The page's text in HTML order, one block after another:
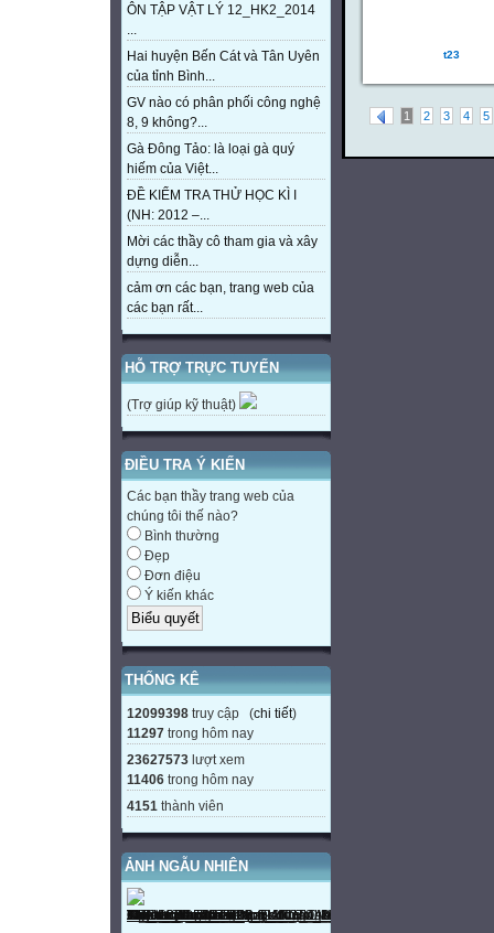
ÔN TẬP VẬT LÝ 12_HK2_2014
...
Hai huyện Bến Cát và Tân Uyên
của tỉnh Bình...
GV nào có phân phối công nghệ
8, 9 không?...
Gà Đông Tảo: là loại gà quý
hiếm của Việt...
ĐỀ KIỂM TRA THỬ HỌC KÌ I
(NH: 2012 –...
Mời các thầy cô tham gia và xây
dựng diễn...
cảm ơn các bạn, trang web của
các bạn rất...
HỖ TRỢ TRỰC TUYẾN
(Trợ giúp kỹ thuật)
ĐIỀU TRA Ý KIẾN
Các bạn thầy trang web của
chúng tôi thế nào?
Bình thường
Đẹp
Đơn điệu
Ý kiến khác
THỐNG KÊ
12099398 truy cập (chi tiết)
11297 trong hôm nay
23627573 lượt xem
11406 trong hôm nay
4151 thành viên
ẢNH NGẪU NHIÊN
t23
1 2 3 4 5